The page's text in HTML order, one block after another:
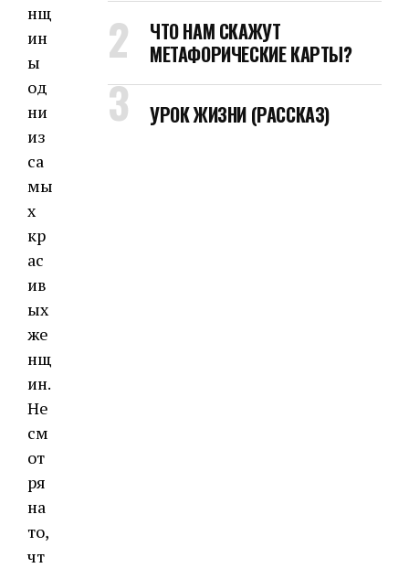
нщ
ин
ы
од
ни
из
са
мы
х
кр
ас
ив
ых
же
нщ
ин.
Не
см
от
ря
на
то,
чт
ЧТО НАМ СКАЖУТ
МЕТАФОРИЧЕСКИЕ КАРТЫ?
УРОК ЖИЗНИ (РАССКАЗ)